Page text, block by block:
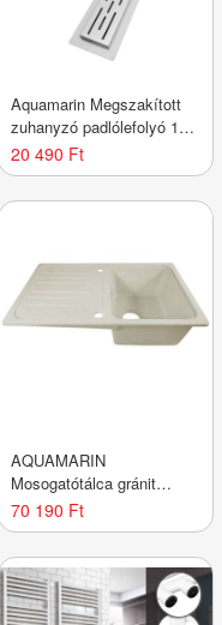
Aquamarin Megszakított
zuhanyzó padlólefolyó 140
cm
20 490 Ft
AQUAMARIN
Mosogatótálca gránit
GRSPL01BG Cream
70 190 Ft